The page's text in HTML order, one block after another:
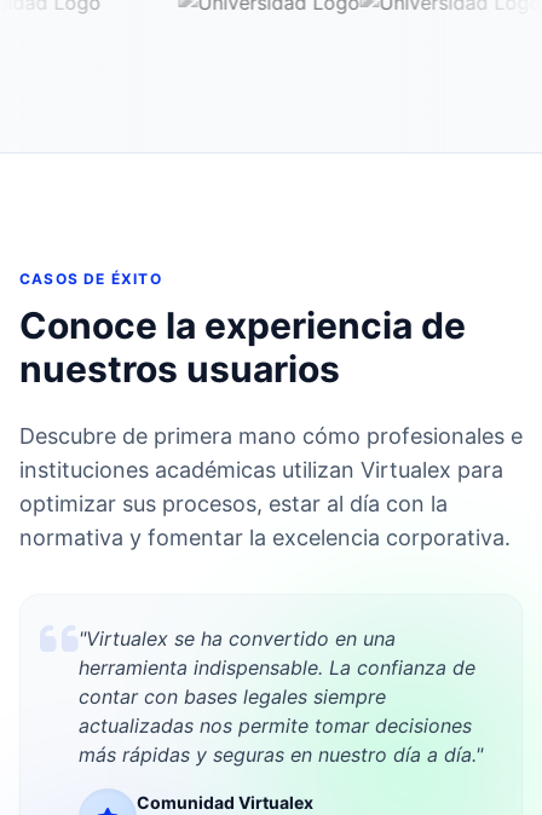
CASOS DE ÉXITO
Conoce la experiencia de
nuestros usuarios
Descubre de primera mano cómo profesionales e
instituciones académicas utilizan Virtualex para
optimizar sus procesos, estar al día con la
normativa y fomentar la excelencia corporativa.
"Virtualex se ha convertido en una
herramienta indispensable. La confianza de
contar con bases legales siempre
actualizadas nos permite tomar decisiones
más rápidas y seguras en nuestro día a día."
Comunidad Virtualex